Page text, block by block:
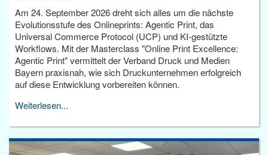
Am 24. September 2026 dreht sich alles um die nächste
Evolutionsstufe des Onlineprints: Agentic Print, das
Universal Commerce Protocol (UCP) und KI-gestützte
Workflows. Mit der Masterclass "Online Print Excellence:
Agentic Print" vermittelt der Verband Druck und Medien
Bayern praxisnah, wie sich Druckunternehmen erfolgreich
auf diese Entwicklung vorbereiten können.
Weiterlesen...